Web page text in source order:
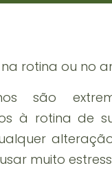
rotina ou no
são
à rotina de
muito